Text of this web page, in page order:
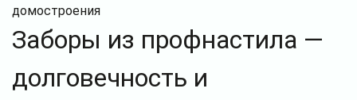
домостроения
Заборы из профнастила —
долговечность и